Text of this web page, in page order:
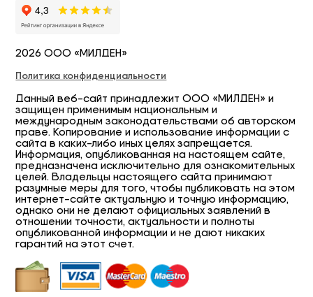
2026 ООО «МИЛДЕН»
Политика конфиденциальности
Данный веб-сайт принадлежит ООО «МИЛДЕН» и
защищен применимым национальным и
международным законодательствами об авторском
праве. Копирование и использование информации с
сайта в каких-либо иных целях запрещается.
Информация, опубликованная на настоящем сайте,
предназначена исключительно для ознакомительных
целей. Владельцы настоящего сайта принимают
разумные меры для того, чтобы публиковать на этом
интернет-сайте актуальную и точную информацию,
однако они не делают официальных заявлений в
отношении точности, актуальности и полноты
опубликованной информации и не дают никаких
гарантий на этот счет.